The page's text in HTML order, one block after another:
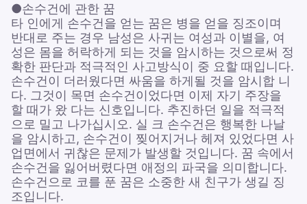
●손수건에 관한 꿈
타 인에게 손수건을 얻는 꿈은 병을 얻을 징조이며
반대로 주는 경우 남성은 사귀는 여성과 이별을, 여
성은 몸을 허락하게 되는 것을 암시하는 것으로써 정
확한 판단과 적극적인 사고방식이 중 요할 때입니다.
손수건이 더러웠다면 싸움을 하게될 것을 암시합 니
다. 그것이 목면 손수건이었다면 이제 자기 주장을
할 때가 왔 다는 신호입니다. 추진하던 일을 적극적
으로 밀고 나가십시오. 실 크 손수건은 행복한 나날
을 암시하고, 손수건이 찢어지거나 헤져 있었다면 사
업면에서 귀찮은 문제가 발생할 것입니다. 꿈 속에서
손수건을 잃어버렸다면 애정의 파국을 의미합니다.
손수건으로 코를 푼 꿈은 소중한 새 친구가 생길 징
조입니다.